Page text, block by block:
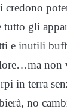
credono
tutto gli
e inutili
non
in terra
no